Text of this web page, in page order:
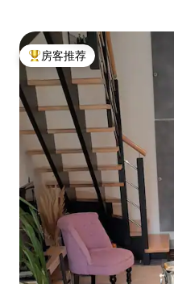
热门「房客推荐」
房客推荐